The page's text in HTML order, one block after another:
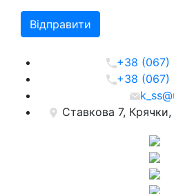
Відправити
+38 (067)
+38 (067)
Ставкова 7,